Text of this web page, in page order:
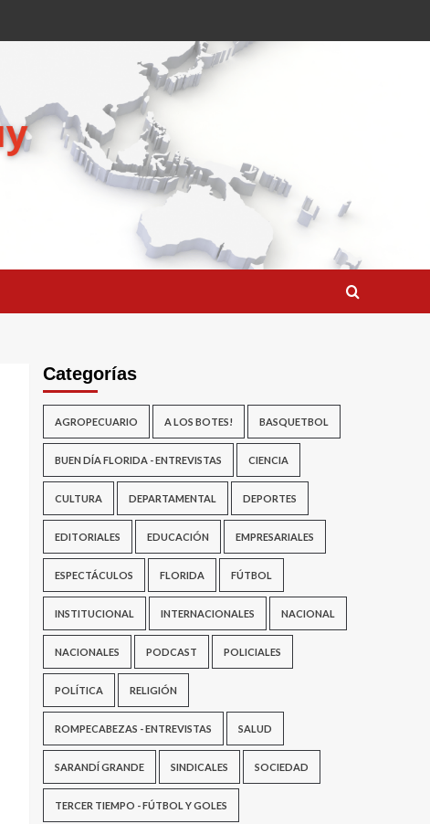
Categorías
AGROPECUARIO A LOS BOTES! BASQUETBOL
BUEN DÍA FLORIDA - ENTREVISTAS CIENCIA
CULTURA DEPARTAMENTAL DEPORTES
EDITORIALES EDUCACIÓN EMPRESARIALES
ESPECTÁCULOS FLORIDA FÚTBOL
INSTITUCIONAL INTERNACIONALES NACIONAL
NACIONALES PODCAST POLICIALES
POLÍTICA RELIGIÓN
ROMPECABEZAS - ENTREVISTAS SALUD
SARANDÍ GRANDE SINDICALES SOCIEDAD
TERCER TIEMPO - FÚTBOL Y GOLES